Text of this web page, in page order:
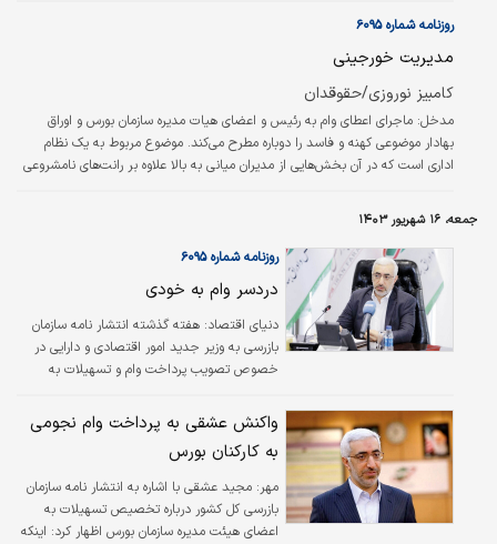
این موضوع خواستار شفاف‌سازی شده است.
روزنامه شماره ۶۰۹۵
مدیریت خورجینی
کامبيز نوروزي/حقوقدان
مدخل‌‌‌‌‌‌: ماجرای اعطای وام به رئیس و اعضای هیات مدیره سازمان بورس و اوراق
بهادار موضوعی کهنه و فاسد را دوباره مطرح می‌‌‌کند. موضوع مربوط به یک نظام
اداری است که در آن بخش‌هایی از مدیران میانی به بالا علاوه بر رانت‌‌‌های نامشروعی
توجیه ماهوی ندارند و می‌توان آن را با اندکی مسامحه از نوع «دارا شدن ناعادلانه»
دانست. پیشاپیش تاکید کنم مقصود من از داراشدن ناعادلانه در این یادداشت عینا
آن چیزی نیست که در قانون…
جمعه، ۱۶ شهریور ۱۴۰۳
روزنامه شماره ۶۰۹۵
دردسر وام به خودی
دنیای اقتصاد: هفته گذشته انتشار نامه سازمان
بازرسی به وزیر جدید امور اقتصادی و دارایی در
خصوص تصویب پرداخت وام و تسهیلات به
و بازگشت ۱۰ساله از محل منابع داخلی سازمان با
مجموع اعتبار ۱۰.۵میلیارد تومان، بورس را پس از
ماه‌ها به صدر اخبار رساند. بازار سرمایه که در یک
سال گذشته شرایط نامساعدی از تصمیمات
خلق‌الساعه و انواع ریسک‌ها را پشت سر گذاشته
بود و موجب افزایش انتقادات از عملکرد متولیان
واکنش عشقی به پرداخت وام نجومی
به کارکنان بورس
مهر: مجید عشقی با اشاره به انتشار نامه سازمان
بازرسی کل کشور درباره تخصیص تسهیلات به
اعضای هیئت مدیره سازمان بورس اظهار کرد: اینکه